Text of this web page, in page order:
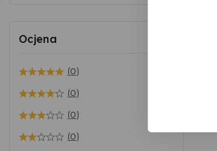
Ocjena
(0)
(0)
(0)
(0)